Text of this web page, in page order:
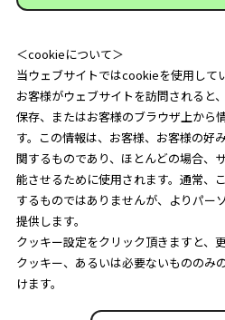
＜cookieについて＞
当ウェブサイトではcookieを使用してい
お客様がウェブサイトを訪問されると
保存、またはお客様のブラウザ上から
す。この情報は、お客様、お客様の好
関するものであり、ほとんどの場合、
能させるために使用されます。通常、
するものではありませんが、よりパー
提供します。
クッキー設定をクリック頂きますと、
クッキー、あるいは必要ないもののみ
けます。